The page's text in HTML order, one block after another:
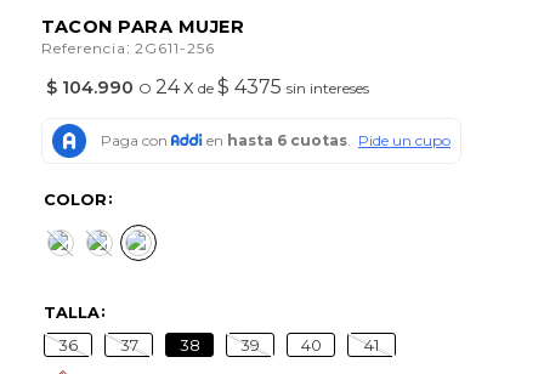
TACON PARA MUJER
Referencia :2G611-256
$ 104.990 O 24x de$ 4375 sin intereses
COLOR
TALLA
36 37 38 39 40 41